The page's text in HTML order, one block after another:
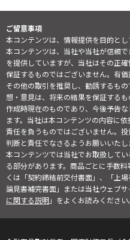
ご留意事項
本コンテンツは、情報提供を目的とし
本コンテンツは、当社や当社が信頼
を提供していますが、当社はその正
保証するものではございません。有
その他の取引を推奨し、勧誘するも
想・意見は、将来の結果を保証する
作成時現在のものであり、今後予告
ます。当社は本コンテンツの内容に
責任を負うものではございません。
判断と責任でなさるようお願いいたし
本コンテンツでは当社でお取扱して
る部分があります。商品ごとに手数
くは「契約締結前交付書面」、「上
論見書補完書面」または当社ウェブ
に関する説明」をよくお読みください。